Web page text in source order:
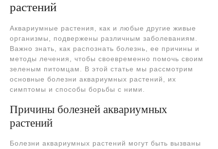
растений
Аквариумные растения, как и любые другие живые
организмы, подвержены различным заболеваниям.
Важно знать, как распознать болезнь, ее причины и
методы лечения, чтобы своевременно помочь своим
зеленым питомцам. В этой статье мы рассмотрим
основные болезни аквариумных растений, их
симптомы и способы борьбы с ними.
Причины болезней аквариумных
растений
Болезни аквариумных растений могут быть вызваны